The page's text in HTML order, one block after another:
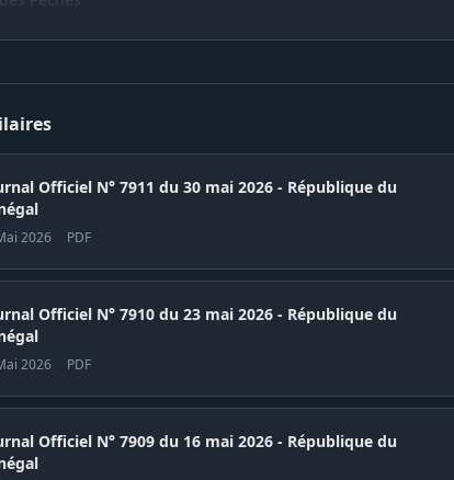
Officiel N° 7911 du 30 mai 2026 - République du
2026 PDF
Officiel N° 7910 du 23 mai 2026 - République du
2026 PDF
Officiel N° 7909 du 16 mai 2026 - République du